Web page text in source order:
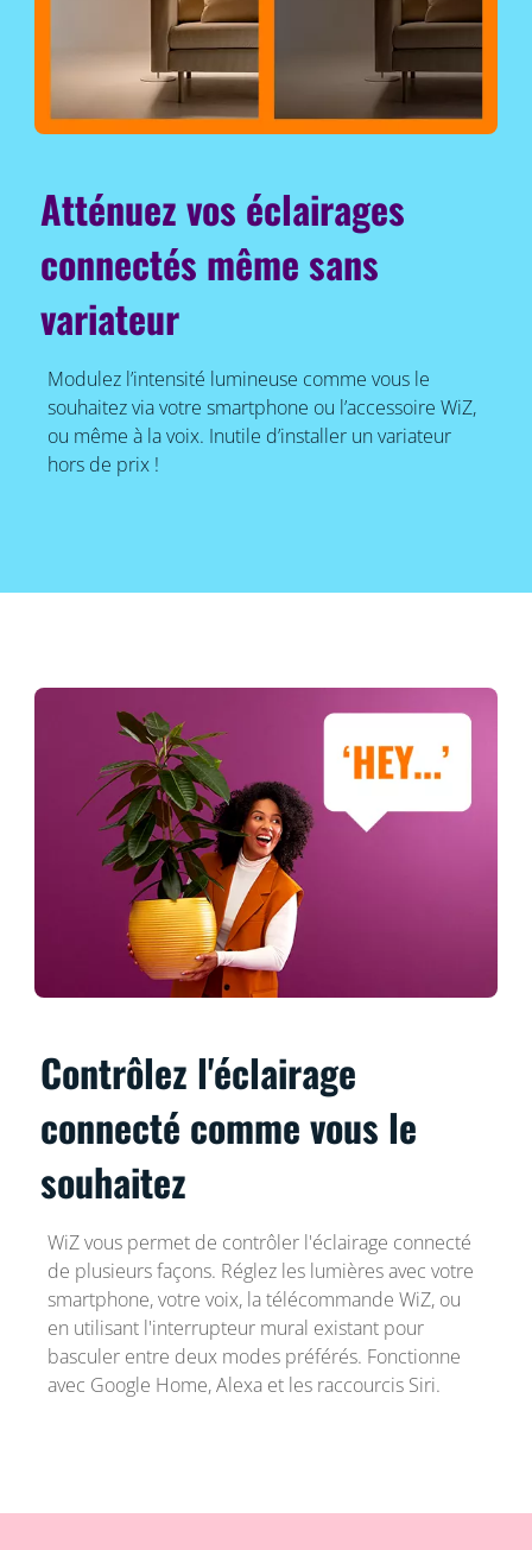
Atténuez vos éclairages
connectés même sans
variateur
Modulez l’intensité lumineuse comme vous le
souhaitez via votre smartphone ou l’accessoire WiZ,
ou même à la voix. Inutile d’installer un variateur
hors de prix !
Contrôlez l'éclairage
connecté comme vous le
souhaitez
WiZ vous permet de contrôler l'éclairage connecté
de plusieurs façons. Réglez les lumières avec votre
smartphone, votre voix, la télécommande WiZ, ou
en utilisant l'interrupteur mural existant pour
basculer entre deux modes préférés. Fonctionne
avec Google Home, Alexa et les raccourcis Siri.